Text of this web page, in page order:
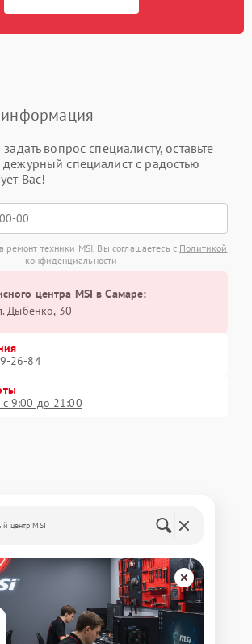
информация
вопрос специалисту, оставьте
специалист с радостью
Вас!
ремонт техники MSI, Вы соглашаетесь с Политикой
конфиденциальности
центра MSI в Самаре:
Дыбенко, 30
26-84
9:00 до 21:00
центр MSI